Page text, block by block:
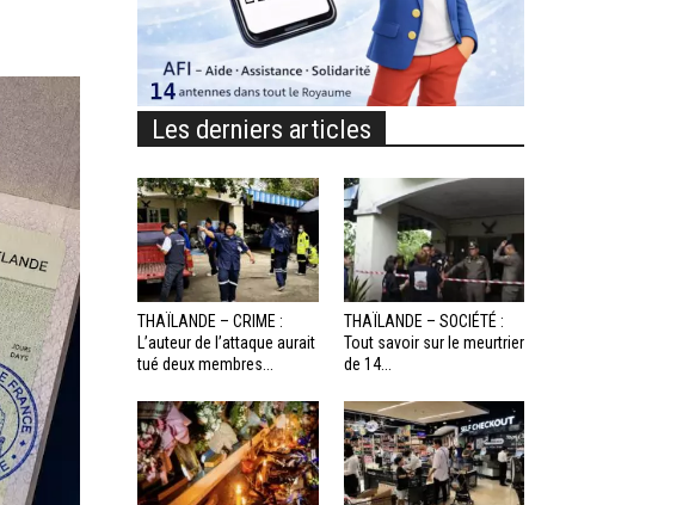
Les derniers articles
THAÏLANDE – CRIME :
L’auteur de l’attaque aurait
tué deux membres...
THAÏLANDE – SOCIÉTÉ :
Tout savoir sur le meurtrier
de 14...